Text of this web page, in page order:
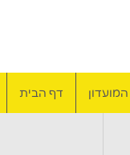
דף הבית